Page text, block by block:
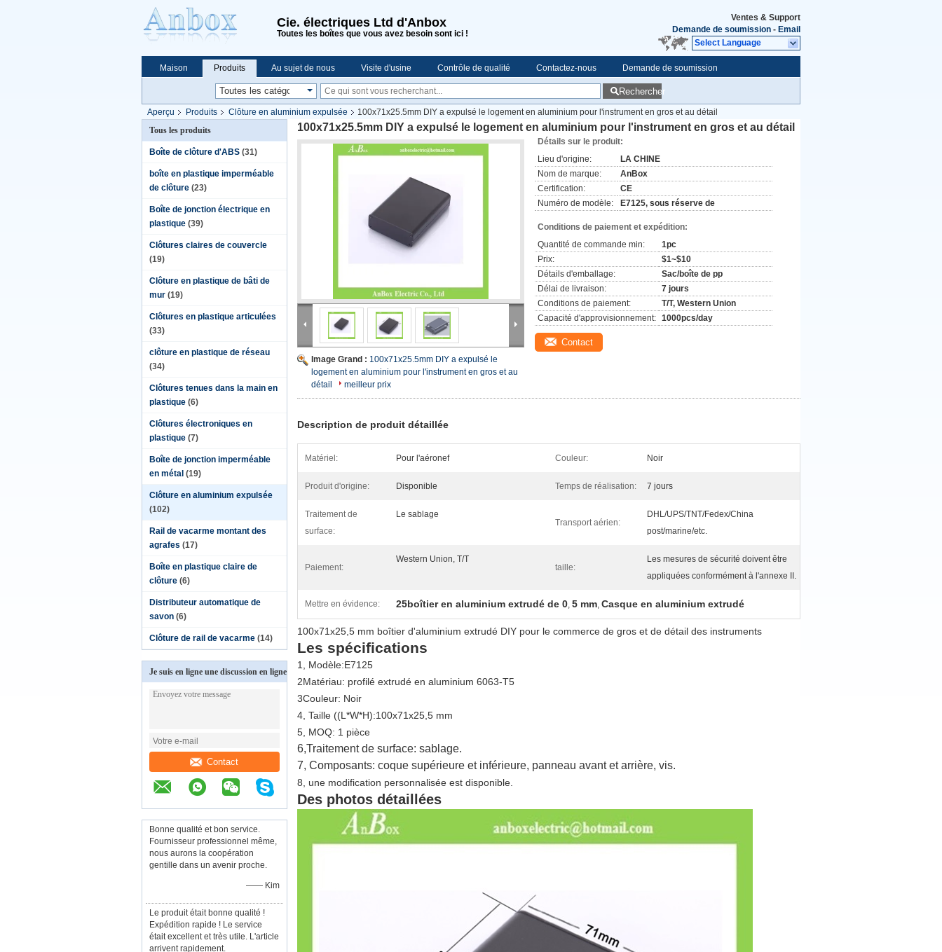
Cie. électriques Ltd d'Anbox
Toutes les boîtes que vous avez besoin sont ici !
Ventes & Support
Demande de soumission - Email
Select Language
Maison Produits Au sujet de nous Visite d'usine Contrôle de qualité Contactez-nous Demande de soumission
Achats en ligne Rechercher
Aperçu Produits Clôture en aluminium expulsée
100x71x25.5mm DIY a expulsé le logement en aluminium pour l'instrument en gros et au détail
Tous les produits
Boîte de clôture d'ABS (31)
boîte en plastique imperméable
de clôture (23)
Boîte de jonction électrique en
plastique (39)
Clôtures claires de couvercle
(19)
Clôture en plastique de bâti de
mur (19)
Clôtures en plastique articulées
(33)
clôture en plastique de réseau
(34)
Clôtures tenues dans la main en
plastique (6)
Clôtures électroniques en
plastique (7)
Boîte de jonction imperméable
en métal (19)
Clôture en aluminium expulsée
(102)
Rail de vacarme montant des
agrafes (17)
Boîte en plastique claire de
clôture (6)
Distributeur automatique de
savon (6)
Clôture de rail de vacarme (14)
Je suis en ligne une discussion en ligne
Contact
Bonne qualité et bon service.
Fournisseur professionnel même,
nous aurons la coopération
gentille dans un avenir proche.
—— Kim
Le produit était bonne qualité !
Expédition rapide ! Le service
était excellent et très utile. L'article
arrivent rapidement.
100x71x25.5mm DIY a expulsé le logement en aluminium pour l'instrument en gros et au détail
Image Grand : 100x71x25.5mm DIY a expulsé le
logement en aluminium pour l'instrument en gros et au
détail
meilleur prix
Détails sur le produit:
Lieu d'origine:
LA CHINE
Nom de marque:
AnBox
Certification:
CE
Numéro de modèle:
E7125, sous réserve de
Conditions de paiement et expédition:
Quantité de commande min:
1pc
Prix:
$1~$10
Détails d'emballage:
Sac/boîte de pp
Délai de livraison:
7 jours
Conditions de paiement:
T/T, Western Union
Capacité d'approvisionnement: 1000pcs/day
Contact
Description de produit détaillée
Matériel: Pour l'aéronef Couleur: Noir
Produit d'origine: Disponible Temps de réalisation: 7 jours
Traitement de
surface:
Le sablage
Transport aérien:
DHL/UPS/TNT/Fedex/China
post/marine/etc.
Paiement:
Western Union, T/T
taille:
Les mesures de sécurité doivent être
appliquées conformément à l'annexe II.
Mettre en évidence: 25boîtier en aluminium extrudé de 0, 5 mm, Casque en aluminium extrudé
100x71x25,5 mm boîtier d'aluminium extrudé DIY pour le commerce de gros et de détail des instruments
Les spécifications
1, Modèle:E7125
2Matériau: profilé extrudé en aluminium 6063-T5
3Couleur: Noir
4, Taille ((L*W*H):100x71x25,5 mm
5, MOQ: 1 pièce
6,Traitement de surface: sablage.
7, Composants: coque supérieure et inférieure, panneau avant et arrière, vis.
8, une modification personnalisée est disponible
Des photos détaillées